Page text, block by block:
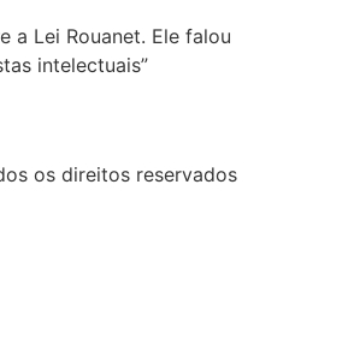
a Lei Rouanet. Ele falou
intelectuais”
os direitos reservados